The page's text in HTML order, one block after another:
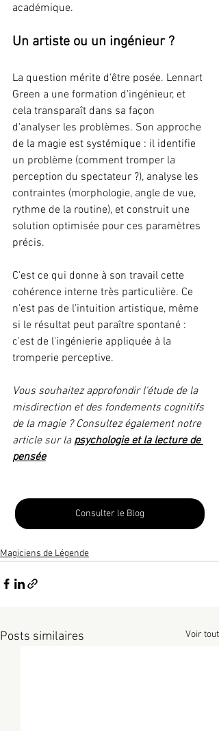
académique.
Un artiste ou un ingénieur ?
La question mérite d'être posée. Lennart
Green a une formation d'ingénieur, et
cela transparaît dans sa façon
d'analyser les problèmes. Son approche
de la magie est systémique : il identifie
un problème (comment tromper la
perception du spectateur ?), analyse les
contraintes (morphologie, angle de vue,
rythme de la routine), et construit une
solution optimisée pour ces paramètres
précis.
C'est ce qui donne à son travail cette
cohérence interne très particulière. Ce
n'est pas de l'intuition artistique, même
si le résultat peut paraître spontané :
c'est de l'ingénierie appliquée à la
tromperie perceptive.
Vous souhaitez approfondir l'étude de la
misdirection et des fondements cognitifs
de la magie ? Consultez également notre
article sur la psychologie et la lecture de
pensée
Consulter le Blog
Magiciens de Légende
Posts similaires Voir tout